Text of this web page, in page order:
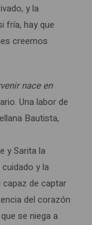
y la
fría, hay que
creemos
nace en
Una labor de
Bautista,
y Sarita la
y la
de captar
del corazón
se niega a